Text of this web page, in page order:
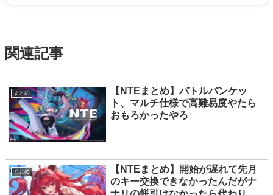
関連記事
まとめ
【NTEまとめ】バトルバンケッ
ト、マルチ仕様で高難易度やたら
おもろかったやろ
まとめ
【NTEまとめ】開始が遅れて先月
のキー交換できなかったんだがナ